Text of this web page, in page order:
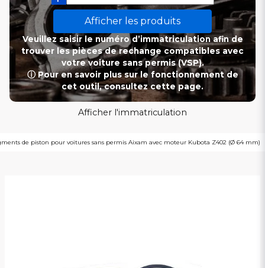
Afficher les produits
Veuillez saisir le numéro d’immatriculation afin de
trouver les pièces de rechange compatibles avec
votre voiture sans permis (VSP).
ⓘ Pour en savoir plus sur le fonctionnement de
cet outil, consultez cette page.
Afficher l'immatriculation
de piston pour voitures sans permis Aixam avec moteur Kubota Z402 (Ø 64 mm)